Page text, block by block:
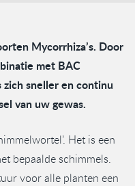
Mycorrhiza’s. Door
met BAC
sneller en continu
van uw gewas.
Het is een
bepaalde schimmels.
voor alle planten een